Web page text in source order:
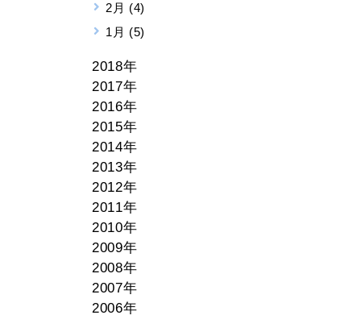
2月 (4)
1月 (5)
2018年
2017年
2016年
2015年
2014年
2013年
2012年
2011年
2010年
2009年
2008年
2007年
2006年